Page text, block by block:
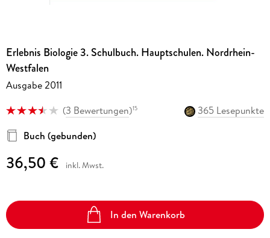
Erlebnis Biologie 3. Schulbuch. Hauptschulen. Nordrhein-
Westfalen
Ausgabe 2011
(3 Bewertungen)15
365 Lesepunkte
Buch (gebunden)
36,50 € inkl. Mwst.
In den Warenkorb